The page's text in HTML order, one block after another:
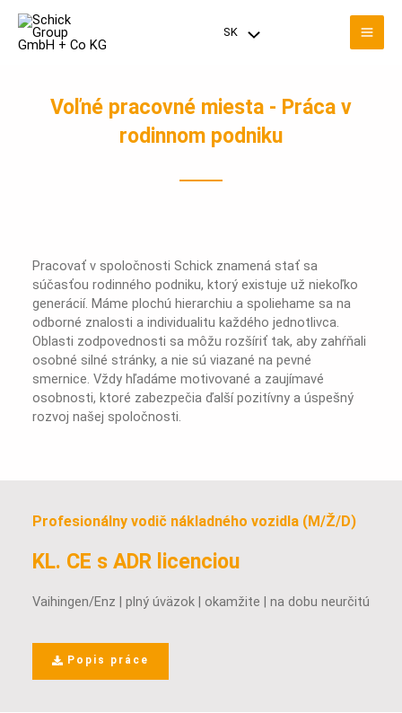
obsah
SK Prepínač
Voľné pracovné miesta - Práca v
rodinnom podniku
Pracovať v spoločnosti Schick znamená stať sa
súčasťou rodinného podniku, ktorý existuje už niekoľko
generácií. Máme plochú hierarchiu a spoliehame sa na
odborné znalosti a individualitu každého jednotlivca.
Oblasti zodpovednosti sa môžu rozšíriť tak, aby zahŕňali
osobné silné stránky, a nie sú viazané na pevné
smernice. Vždy hľadáme motivované a zaujímavé
osobnosti, ktoré zabezpečia ďalší pozitívny a úspešný
rozvoj našej spoločnosti.
Profesionálny vodič nákladného vozidla (M/Ž/D)
KL. CE s ADR licenciou
Vaihingen/Enz | plný úväzok | okamžite | na dobu neurčitú
Popis práce